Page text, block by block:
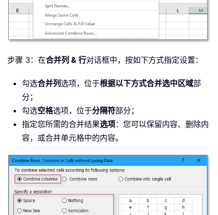
步骤 3：在合并列 & 行对话框中，按如下方式指定设置：
勾选合并列选项，位于根据以下方式合并选中区域部
分；
勾选空格选项，位于分隔符部分；
指定您所需的合并结果选项：您可以保留内容、删除内
容，或合并单元格中的内容。